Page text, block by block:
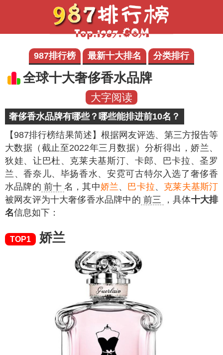
987排行榜 最新十大排名 分类排行
全球十大奢侈香水品牌
大字阅读
奢侈香水品牌有哪些？哪些能排进前10名？
【987排行榜结果简述】 根据网友评选、第三方报告等
大数据（截止至2022年三月数据）分析得出，娇兰、
狄娃、让巴杜、克莱夫基斯汀、卡郎、巴卡拉、圣罗
兰、香奈儿、毕扬香水、安霓可古特尔入选了奢侈香
水品牌的 前十 名，其中娇兰、 巴卡拉、 克莱夫基斯汀
被网友评为十大奢侈香水品牌中的 前三 ，具体十大排
名信息如下：
TOP1 娇兰